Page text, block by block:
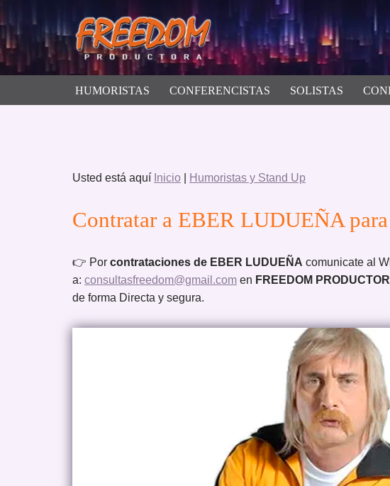
Saltar
contenido
HUMORISTAS CONFERENCISTAS SOLISTAS
Usted está aquí Inicio Humoristas y Stand Up
Contratar a EBER LUDUEÑA
👉 Por contrataciones de EBER LUDUEÑA comunicate al
a: consultasfreedom@gmail.com en FREEDOM
de forma Directa y segura.